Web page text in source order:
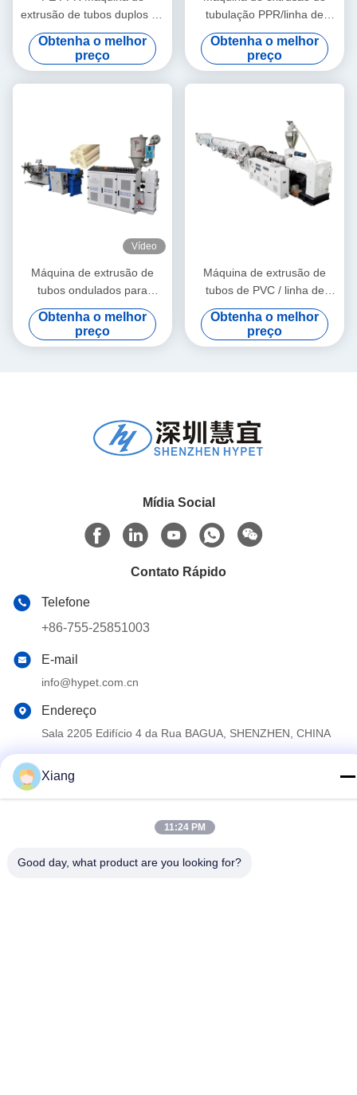
extrusão de tubos duplos de
alta velocidade 16 - 32 MM
extrusora de parafuso único
SJ90/33
Obtenha o melhor
preço
tubulação PPR/linha de
produção 20-63 da
tubulação PPR
Obtenha o melhor
preço
Vídeo
Máquina de extrusão de
tubos ondulados para
materiais granulados de PE
e PVC
Obtenha o melhor
preço
Máquina de extrusão de
tubos de PVC / linha de
produção de tubos de PVC
315-630
Obtenha o melhor
preço
Mídia Social
Contato Rápido
Telefone
+86-755-25851003
E-mail
info@hypet.com.cn
Endereço
Sala 2205 Edifício 4 da Rua BAGUA, SHENZHEN, CHINA
Copyright © 2021-2026 Shenzhen HYPET Co., Ltd. Todos os
Xiang
11:24 PM
Good day, what product are you looking for?